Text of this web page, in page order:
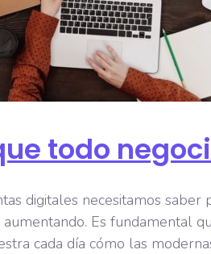
todo
digitales necesitamos
Es fundamental
cada día cómo las